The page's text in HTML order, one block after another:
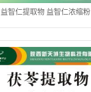
益智仁提取物 益智仁浓缩粉